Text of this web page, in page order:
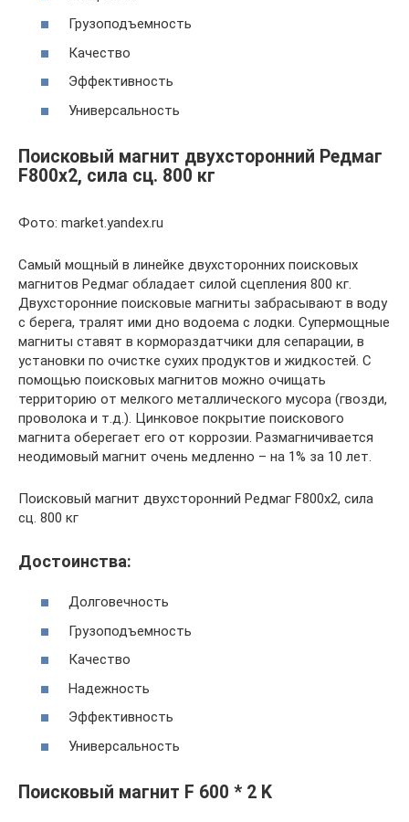
Грузоподъемность
Качество
Эффективность
Универсальность
Поисковый магнит двухсторонний Редмаг
F800х2, сила сц. 800 кг
Фото: market.yandex.ru
Самый мощный в линейке двухсторонних поисковых
магнитов Редмаг обладает силой сцепления 800 кг.
Двухсторонние поисковые магниты забрасывают в воду
с берега, тралят ими дно водоема с лодки. Супермощные
магниты ставят в кормораздатчики для сепарации, в
установки по очистке сухих продуктов и жидкостей. С
помощью поисковых магнитов можно очищать
территорию от мелкого металлического мусора (гвозди,
проволока и т.д.). Цинковое покрытие поискового
магнита оберегает его от коррозии. Размагничивается
неодимовый магнит очень медленно – на 1% за 10 лет.
Поисковый магнит двухсторонний Редмаг F800х2, сила
сц. 800 кг
Достоинства:
Долговечность
Грузоподъемность
Качество
Надежность
Эффективность
Универсальность
Поисковый магнит F 600 * 2 K